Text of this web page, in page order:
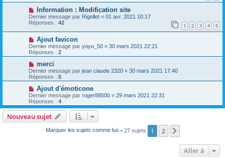
Information : Modification site
Dernier message par Rigollet « 01 avr. 2021 10:17
Réponses : 42 1 2 3 4 5
Ajout favicon
Dernier message par yoyo_50 « 30 mars 2021 22:21
Réponses : 2
merci
Dernier message par jean claude 2320 « 30 mars 2021 17:40
Réponses : 5
Ajout d'émoticone
Dernier message par roger88500 « 29 mars 2021 22:31
Réponses : 4
Nouveau sujet
Marquer les sujets comme lus • 27 sujets 1 2
Aller à